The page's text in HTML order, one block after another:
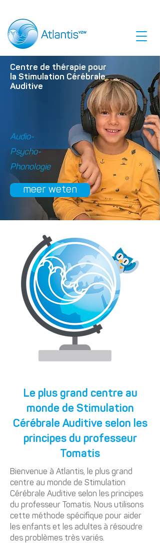
Centre de thérapie pour
la Stimulation Cérébrale
Auditive
Audio-
Psycho-
Phonologie
meer weten
Le plus grand centre au
monde de Stimulation
Cérébrale Auditive selon les
principes du professeur
Tomatis
Bienvenue à Atlantis, le plus grand
centre au monde de Stimulation
Cérébrale Auditive selon les principes
du professeur Tomatis. Nous utilisons
cette méthode spécifique pour aider
les enfants et les adultes à résoudre
des problèmes très variés.